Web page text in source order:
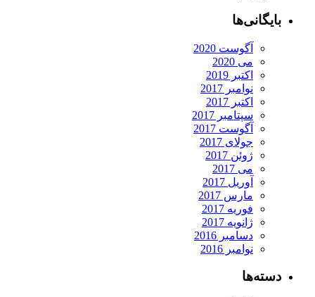
بایگانی‌ها
آگوست 2020
می 2020
اکتبر 2019
نوامبر 2017
اکتبر 2017
سپتامبر 2017
آگوست 2017
جولای 2017
ژوئن 2017
می 2017
آوریل 2017
مارس 2017
فوریه 2017
ژانویه 2017
دسامبر 2016
نوامبر 2016
دسته‌ها